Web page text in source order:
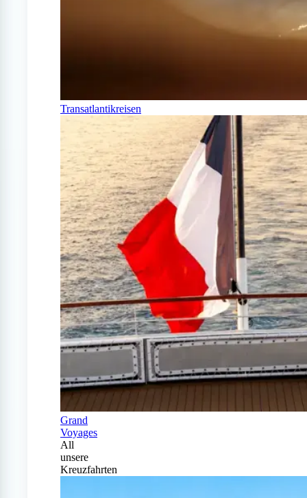
Transatlantikreisen
Grand
Voyages
All
unsere
Kreuzfahrten